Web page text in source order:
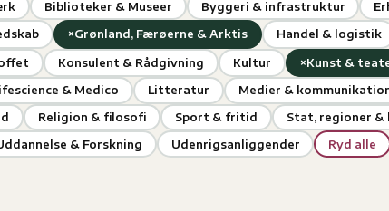
Biblioteker & Museer Byggeri & infrastruktur
×Grønland, Færøerne & Arktis Handel & logistik
Konsulent & Rådgivning Kultur ×Kunst &
& Medico Litteratur Medier &
Religion & filosofi Sport & fritid Stat, regioner &
& Forskning
Udenrigsanliggender Ryd alle